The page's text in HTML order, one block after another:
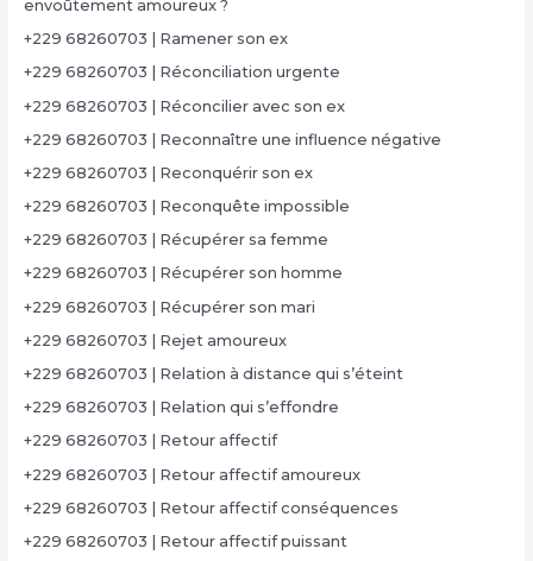
envoûtement amoureux ?
+229 68260703 | Ramener son ex
+229 68260703 | Réconciliation urgente
+229 68260703 | Réconcilier avec son ex
+229 68260703 | Reconnaître une influence négative
+229 68260703 | Reconquérir son ex
+229 68260703 | Reconquête impossible
+229 68260703 | Récupérer sa femme
+229 68260703 | Récupérer son homme
+229 68260703 | Récupérer son mari
+229 68260703 | Rejet amoureux
+229 68260703 | Relation à distance qui s’éteint
+229 68260703 | Relation qui s’effondre
+229 68260703 | Retour affectif
+229 68260703 | Retour affectif amoureux
+229 68260703 | Retour affectif conséquences
+229 68260703 | Retour affectif puissant